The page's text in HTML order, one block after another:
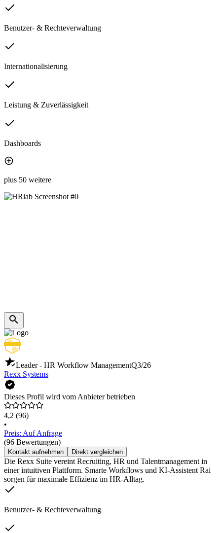
Benutzer- & Rechteverwaltung
Internationalisierung
Leistung & Zuverlässigkeit
Dashboards
plus 50 weitere
Leader - HR Workflow ManagementQ3/26
Rexx Systems
Dieses Profil wird vom Anbieter betrieben
4,2 (96)
•
Preis: Auf Anfrage
(96 Bewertungen)
Kontakt aufnehmen Direkt vergleichen
Die Rexx Suite vereint Recruiting, HR und Talentmanagement in
einer intuitiven Plattform. Smarte Workflows und KI-Assistent Rai
sorgen für maximale Effizienz im HR-Alltag.
Benutzer- & Rechteverwaltung